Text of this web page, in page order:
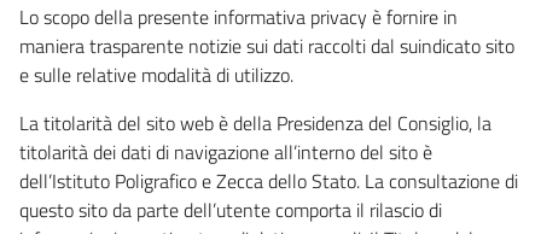
Lo scopo della presente informativa privacy è fornire in
maniera trasparente notizie sui dati raccolti dal suindicato sito
e sulle relative modalità di utilizzo.
La titolarità del sito web è della Presidenza del Consiglio, la
titolarità dei dati di navigazione all’interno del sito è
dell’Istituto Poligrafico e Zecca dello Stato. La consultazione di
questo sito da parte dell’utente comporta il rilascio di